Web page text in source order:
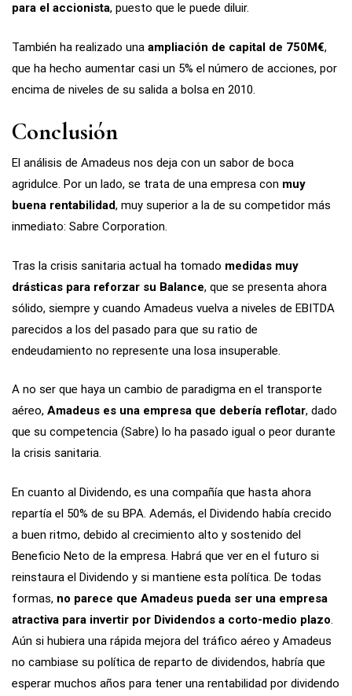
para el accionista, puesto que le puede diluir.
También ha realizado una ampliación de capital de 750M€,
que ha hecho aumentar casi un 5% el número de acciones, por
encima de niveles de su salida a bolsa en 2010.
Conclusión
El análisis de Amadeus nos deja con un sabor de boca
agridulce. Por un lado, se trata de una empresa con muy
buena rentabilidad, muy superior a la de su competidor más
inmediato: Sabre Corporation.
Tras la crisis sanitaria actual ha tomado medidas muy
drásticas para reforzar su Balance, que se presenta ahora
sólido, siempre y cuando Amadeus vuelva a niveles de EBITDA
parecidos a los del pasado para que su ratio de
endeudamiento no represente una losa insuperable.
A no ser que haya un cambio de paradigma en el transporte
aéreo, Amadeus es una empresa que debería reflotar, dado
que su competencia (Sabre) lo ha pasado igual o peor durante
la crisis sanitaria.
En cuanto al Dividendo, es una compañía que hasta ahora
repartía el 50% de su BPA. Además, el Dividendo había crecido
a buen ritmo, debido al crecimiento alto y sostenido del
Beneficio Neto de la empresa. Habrá que ver en el futuro si
reinstaura el Dividendo y si mantiene esta política. De todas
formas, no parece que Amadeus pueda ser una empresa
atractiva para invertir por Dividendos a corto-medio plazo
Aún si hubiera una rápida mejora del tráfico aéreo y Amadeus
no cambiase su política de reparto de dividendos, habría que
esperar muchos años para tener una rentabilidad por dividendo